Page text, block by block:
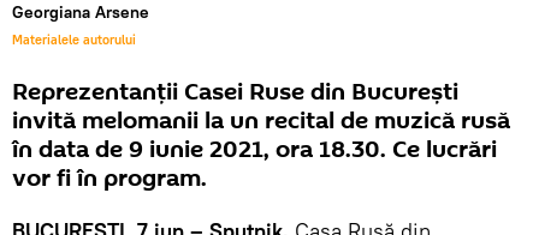
Georgiana Arsene
Materialele autorului
Reprezentanții Casei Ruse din București
invită melomanii la un recital de muzică rusă
în data de 9 iunie 2021, ora 18.30. Ce lucrări
vor fi în program.